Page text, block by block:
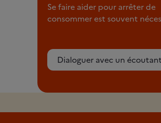
Se faire aider pour arrêter de
consommer est souvent
Dialoguer avec un écoutant